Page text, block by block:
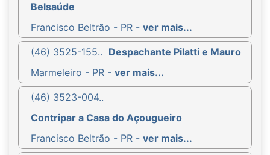
Belsaúde
Francisco Beltrão - PR - ver mais...
(46) 3525-155.. Despachante Pilatti e Mauro
Marmeleiro - PR - ver mais...
(46) 3523-004..
Contripar a Casa do Açougueiro
Francisco Beltrão - PR - ver mais...